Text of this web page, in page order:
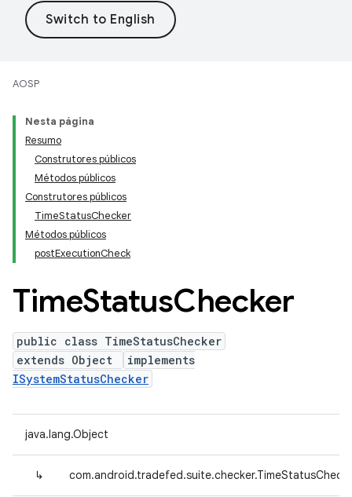
AOSP
Nesta página
Resumo
Construtores públicos
Métodos públicos
Construtores públicos
TimeStatusChecker
Métodos públicos
postExecutionCheck
TimeStatusChecker
public class TimeStatusChecker
extends Object
implements
ISystemStatusChecker
java.lang.Object
↳